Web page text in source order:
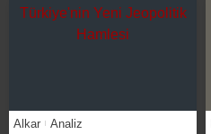
Alkar Analiz